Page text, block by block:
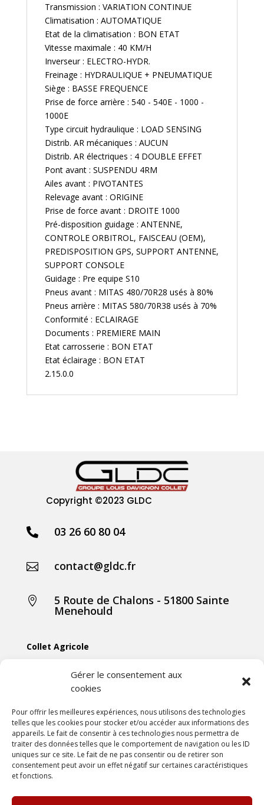
Gérer le consentement aux
cookies
Pour offrir les meilleures expériences, nous utilisons des technologies
telles que les cookies pour stocker et/ou accéder aux informations des
appareils. Le fait de consentir à ces technologies nous permettra de
traiter des données telles que le comportement de navigation ou les ID
uniques sur ce site. Le fait de ne pas consentir ou de retirer son
consentement peut avoir un effet négatif sur certaines caractéristiques
et fonctions.
Transmission : VARIATION CONTINUE
Climatisation : AUTOMATIQUE
Etat de la climatisation : BON ETAT
Vitesse maximale : 40 KM/H
Inverseur : ELECTRO-HYDR.
Freinage : HYDRAULIQUE + PNEUMATIQUE
Siège : BASSE FREQUENCE
Prise de force arrière : 540 - 540E - 1000 -
1000E
Type circuit hydraulique : LOAD SENSING
Distrib. AR mécaniques : AUCUN
Distrib. AR électriques : 4 DOUBLE EFFET
Pont avant : SUSPENDU 4RM
Ailes avant : PIVOTANTES
Relevage avant : ORIGINE
Prise de force avant : DROITE 1000
Pré-disposition guidage : ANTENNE,
CONTROLE ORBITROL, FAISCEAU (OEM),
PREDISPOSITION GPS, SUPPORT ANTENNE,
SUPPORT CONSOLE
Guidage : Pre equipe S10
Pneus avant : MITAS 480/70R28 usés à 80%
Pneus arrière : MITAS 580/70R38 usés à 70%
Conformité : ECLAIRAGE
Documents : PREMIERE MAIN
Etat carrosserie : BON ETAT
Etat éclairage : BON ETAT
2.15.0.0
Copyright ©2023 GLDC
 03 26 60 80 04
 contact@gldc.fr
 5 Route de Chalons - 51800 Sainte
Menehould
Collet Agricole
Collet Motoculture
Collet Élevage
Les actus
Mentions légales
Politiques de confidentialités
Conditions générales de vente